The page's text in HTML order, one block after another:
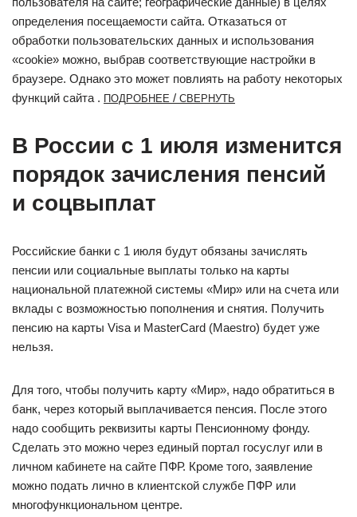
определения посещаемости сайта. Отказаться от
обработки пользовательских данных и использования
«cookie» можно, выбрав соответствующие настройки в
браузере. Однако это может повлиять на работу некоторых
функций сайта .
ПОДРОБНЕЕ / СВЕРНУТЬ
В России с 1 июля изменится
порядок зачисления пенсий
и соцвыплат
Российские банки с 1 июля будут обязаны зачислять
пенсии или социальные выплаты только на карты
национальной платежной системы «Мир» или на счета или
вклады с возможностью пополнения и снятия. Получить
пенсию на карты Visa и MasterCard (Maestro) будет уже
нельзя.
Для того, чтобы получить карту «Мир», надо обратиться в
банк, через который выплачивается пенсия. После этого
надо сообщить реквизиты карты Пенсионному фонду.
Сделать это можно через единый портал госуслуг или в
личном кабинете на сайте ПФР. Кроме того, заявление
можно подать лично в клиентской службе ПФР или
многофункциональном центре.